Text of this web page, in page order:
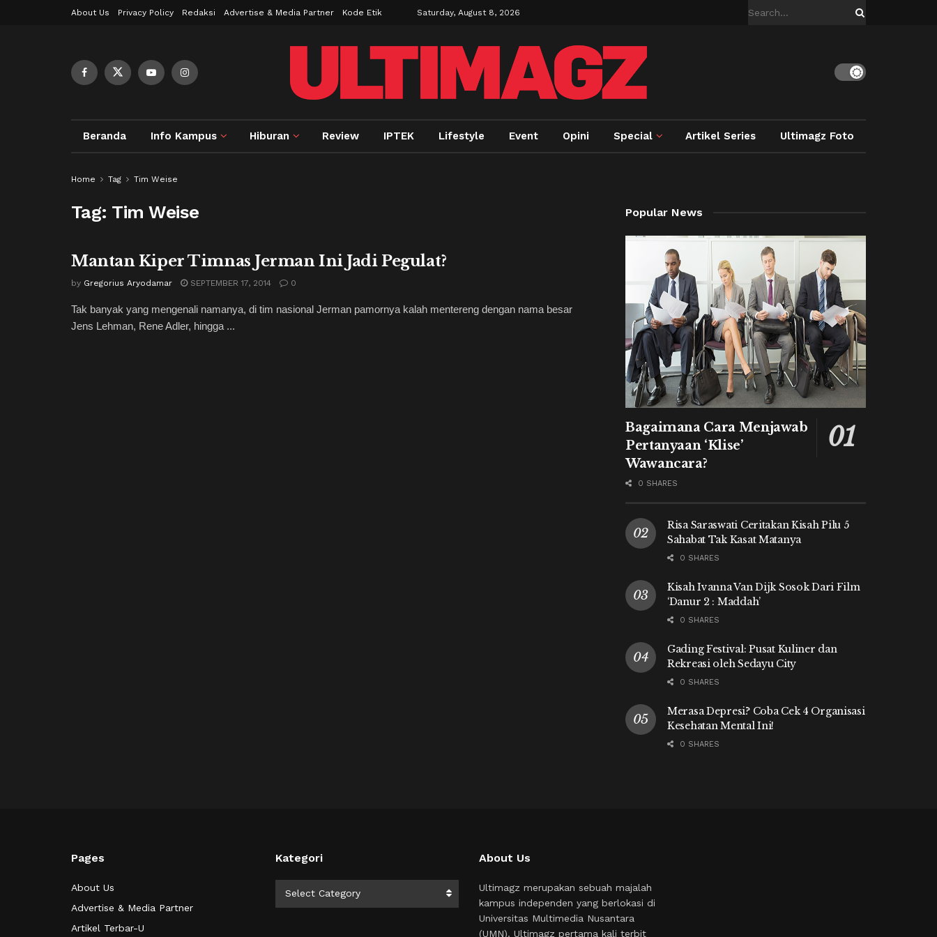
About Us Privacy Policy Redaksi Advertise & Media Partner Kode Etik Saturday, August 8, 2026
Beranda Info Kampus Hiburan Review IPTEK Lifestyle Event Opini Special Artikel Series Ultimagz Foto
Home Tag Tim Weise
Tag: Tim Weise
Mantan Kiper Timnas Jerman Ini Jadi Pegulat?
by Gregorius Aryodamar SEPTEMBER 17, 2014 0
Tak banyak yang mengenali namanya, di tim nasional Jerman pamornya kalah mentereng dengan nama besar
Jens Lehman, Rene Adler, hingga ...
Popular News
Bagaimana Cara Menjawab
Pertanyaan ‘Klise’
Wawancara?
0 SHARES
Risa Saraswati Ceritakan Kisah Pilu 5
Sahabat Tak Kasat Matanya
0 SHARES
Kisah Ivanna Van Dijk Sosok Dari Film
‘Danur 2 : Maddah’
0 SHARES
Gading Festival: Pusat Kuliner dan
Rekreasi oleh Sedayu City
0 SHARES
Merasa Depresi? Coba Cek 4 Organisasi
Kesehatan Mental Ini!
0 SHARES
Pages
About Us
Advertise & Media Partner
Artikel Terbar-U
Kategori
Select Category
About Us
Ultimagz merupakan sebuah majalah
kampus independen yang berlokasi di
Universitas Multimedia Nusantara
(UMN). Ultimagz pertama kali terbit